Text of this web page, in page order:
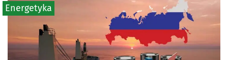
Energetyka